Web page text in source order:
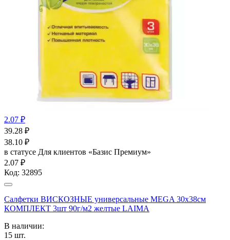
2.07 ₽
39.28 ₽
38.10 ₽
в статусе Для клиентов «Базис Премиум»
2.07 ₽
Код: 32895
Салфетки ВИСКОЗНЫЕ универсальные MEGA 30х38см
КОМПЛЕКТ 3шт 90г/м2 желтые LAIMA
В наличии:
15 шт.